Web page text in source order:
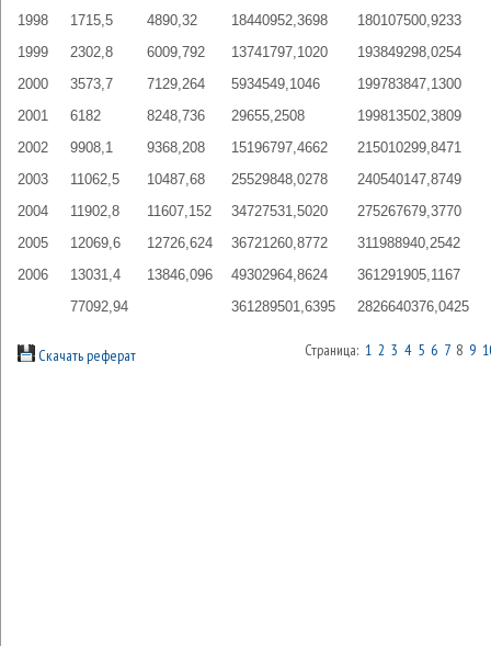
1998
1715,5 4890,32 18440952,3698
180107500,9233
1999
2302,8 6009,792 13741797,1020
193849298,0254
2000
3573,7 7129,264 5934549,1046
199783847,1300
2001
6182 8248,736 29655,2508
199813502,3809
2002
9908,1 9368,208 15196797,4662
215010299,8471
2003
11062,5 10487,68 25529848,0278
240540147,8749
2004
11902,8 11607,152 34727531,5020
275267679,3770
2005
12069,6 12726,624 36721260,8772
311988940,2542
2006
13031,4 13846,096 49302964,8624
361291905,1167
77092,94
361289501,6395 2826640376,0425
Скачать реферат Страница: 1 2 3 4 5 6 78 9